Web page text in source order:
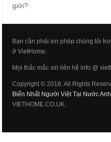
giới?
Bạn cần phải xin phép chúng tôi
ở VietHome.
Mọi thắc mắc xin liên hệ info @
Copyright © 2018. All Rights
Biến Nhất Người Việt Tại Nước Anh
VIETHOME.CO.UK.